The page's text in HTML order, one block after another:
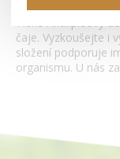
Tiens Antilipidový
čaje. Vyzkoušejte i
složení podporuje
organismu. U nás